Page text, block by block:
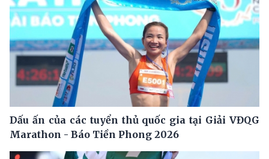
Dấu ấn của các tuyển thủ quốc gia tại Giải VĐQG
Marathon - Báo Tiền Phong 2026